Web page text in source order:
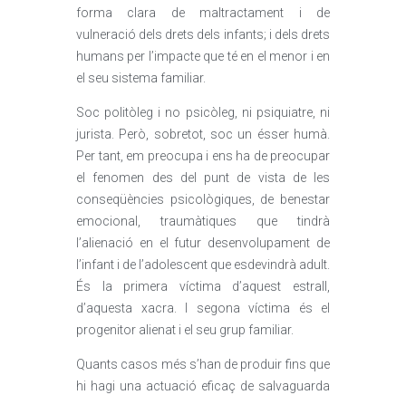
forma clara de maltractament i de
vulneració dels drets dels infants; i dels drets
humans per l’impacte que té en el menor i en
el seu sistema familiar.
Soc politòleg i no psicòleg, ni psiquiatre, ni
jurista. Però, sobretot, soc un ésser humà.
Per tant, em preocupa i ens ha de preocupar
el fenomen des del punt de vista de les
conseqüències psicològiques, de benestar
emocional, traumàtiques que tindrà
l’alienació en el futur desenvolupament de
l’infant i de l’adolescent que esdevindrà adult.
És la primera víctima d’aquest estrall,
d’aquesta xacra. I segona víctima és el
progenitor alienat i el seu grup familiar.
Quants casos més s’han de produir fins que
hi hagi una actuació eficaç de salvaguarda